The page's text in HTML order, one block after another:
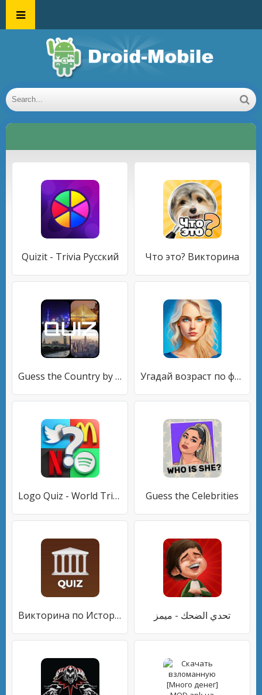
Quizit - Trivia Русский Что это? Викторина
Guess the Country by Image Qui Угадай возраст по фото игра
Logo Quiz - World Trivia Game Guess the Celebrities
Викторина по Истории Мира تحدي الضحك - ميمز